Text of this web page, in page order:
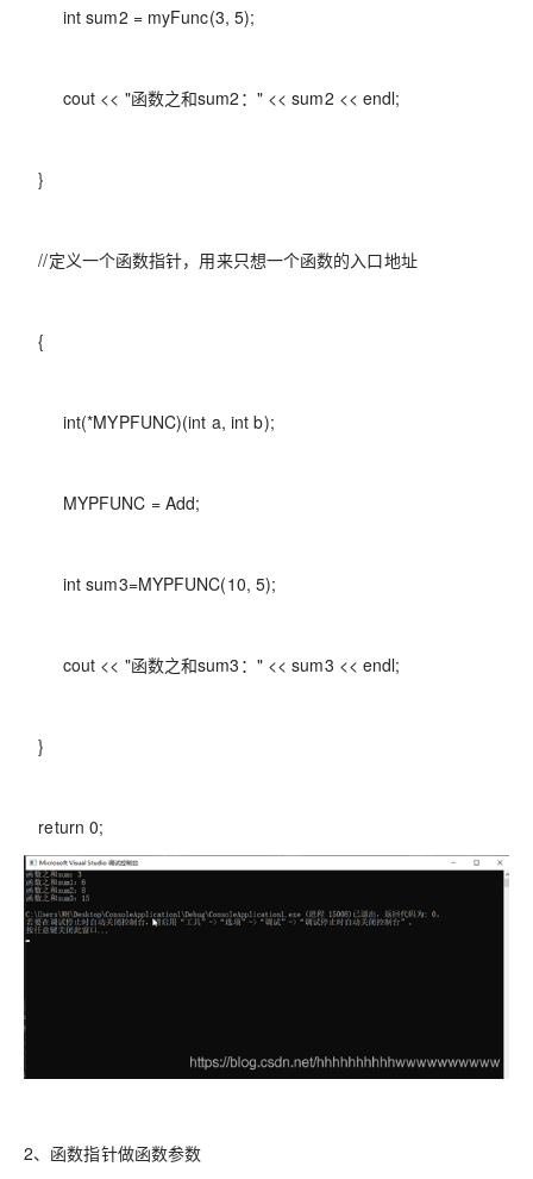
int sum2 = myFunc(3, 5);
cout << "函数之和sum2：" << sum2 << endl;
}
//定义一个函数指针，用来只想一个函数的入口地址
{
int(*MYPFUNC)(int a, int b);
MYPFUNC = Add;
int sum3=MYPFUNC(10, 5);
cout << "函数之和sum3：" << sum3 << endl;
}
return 0;
2、函数指针做函数参数